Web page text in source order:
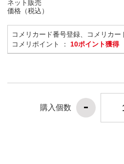
ネット販売
価格（税込）
コメリカード番号登録、コメリカー
コメリポイント ： 10ポイント獲得
購入個数